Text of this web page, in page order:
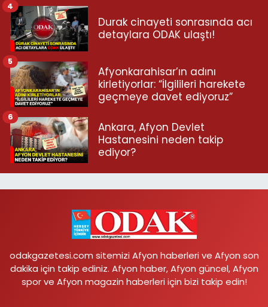
Durak cinayeti sonrasında acı
detaylara ODAK ulaştı!
4
Afyonkarahisar’ın adını
kirletiyorlar: “İlgilileri harekete
geçmeye davet ediyoruz”
5
Ankara, Afyon Devlet
Hastanesini neden takip
ediyor?
6
odakgazetesi.com sitemizi Afyon haberleri ve Afyon son
dakika için takip ediniz. Afyon haber, Afyon güncel, Afyon
spor ve Afyon magazin haberleri için bizi takip edin!